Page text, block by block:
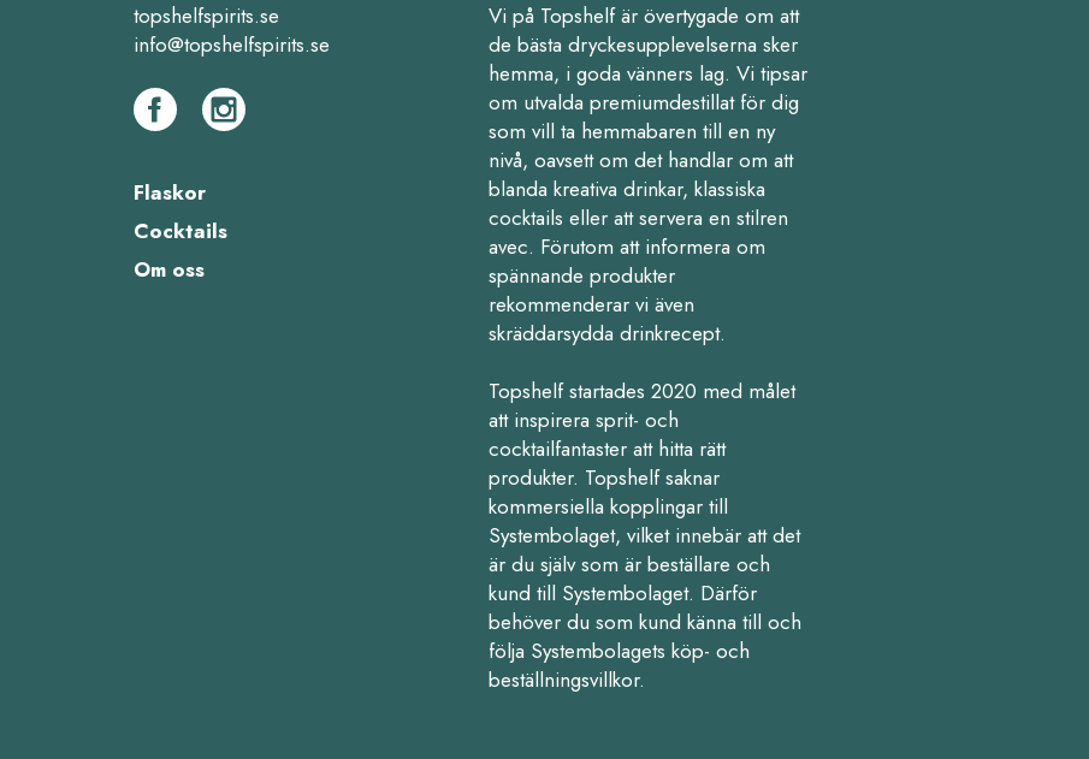
topshelfspirits.se
info@topshelfspirits.se
Flaskor
Cocktails
Om oss
Vi på Topshelf är övertygade om att
de bästa dryckesupplevelserna sker
hemma, i goda vänners lag. Vi tipsar
om utvalda premiumdestillat för dig
som vill ta hemmabaren till en ny
nivå, oavsett om det handlar om att
blanda kreativa drinkar, klassiska
cocktails eller att servera en stilren
avec. Förutom att informera om
spännande produkter
rekommenderar vi även
skräddarsydda drinkrecept.
Topshelf startades 2020 med målet
att inspirera sprit- och
cocktailfantaster att hitta rätt
produkter. Topshelf saknar
kommersiella kopplingar till
Systembolaget, vilket innebär att det
är du själv som är beställare och
kund till Systembolaget. Därför
behöver du som kund känna till och
följa Systembolagets köp- och
beställningsvillkor.